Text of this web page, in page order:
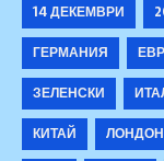
14 ДЕКЕМВРИ
ГЕРМАНИЯ
ЗЕЛЕНСКИ
КИТАЙ
ЛОНДОН